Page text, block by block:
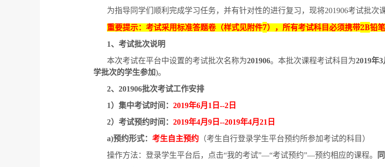
为指导同学们顺利完成学习任务，并有针对性的进行复习，现将201906考试批次
重要提示：考试采用标准答题卷（样式见附件7），所有考试科目必须携带2B铅
1、考试批次说明
本次考试在平台中设置的考试批次名称为201906。本批次课程考试科目为2019年3
学批次的学生参加)。
2、201906批次考试工作安排
1）集中考试时间：2019年6月 1 日--2 日
2）考试预约时间：2019年4月9 日--2019年4月21 日
a)预约形式：考生自主预约 （考生自行登录学生平台预约所参加考试的科目）
操作方法：登录学生平台后，点击“我的考试”—“考试预约”—预约相应的课程。